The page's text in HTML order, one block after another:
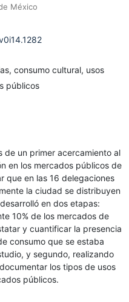
México
consumo cultural, usos
públicos
de un primer acercamiento al
en los mercados públicos de
que en las 16 delegaciones
la ciudad se distribuyen
en dos etapas:
10% de los mercados de
y cuantificar la presencia
consumo que se estaba
y segundo, realizando
los tipos de usos
públicos.